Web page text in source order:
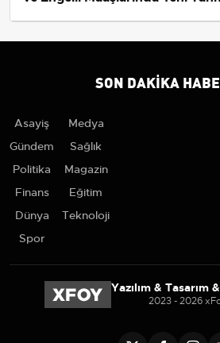
ediyor.” şeklinde
kıyasıya mücadele etmeye
heyecanını artıran faktörlerden
Güzel ve Belediye Başkanı
Turnuva,29 Haziran